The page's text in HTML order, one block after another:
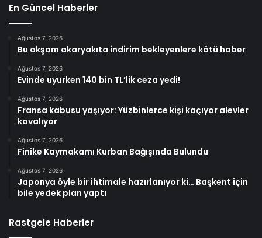
En Güncel Haberler
Ağustos 7, 2026
Bu akşam akaryakıta indirim bekleyenlere kötü haber
Ağustos 7, 2026
Evinde uyurken 140 bin TL’lik ceza yedi!
Ağustos 7, 2026
Fransa kabusu yaşıyor: Yüzbinlerce kişi kaçıyor alevler
kovalıyor
Ağustos 7, 2026
Finike Kaymakamı Kurban Bağışında Bulundu
Ağustos 7, 2026
Japonya öyle bir ihtimale hazırlanıyor ki… Başkent için
bile yedek plan yaptı
Rastgele Haberler